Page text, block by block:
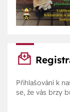
Přihlašování k
se, že vás brzy